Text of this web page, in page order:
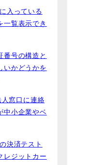
入っている
一覧表示でき
番号の構造と
いかどうかを
窓口に連絡
中小企業やベ
決済テスト
レジットカー